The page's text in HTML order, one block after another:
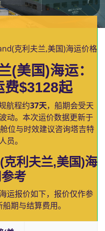
克利夫兰,美国)海运价格
(美国)海运：
费$3128起
航程约37天，船期会受天
动。本次运价数据更新于
位与时效建议咨询塔吉特
员。
利夫兰,美国)海
考
运报价如下，报价仅作参
期与结算费用。